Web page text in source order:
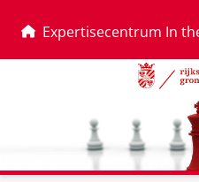
Expertisecentrum In